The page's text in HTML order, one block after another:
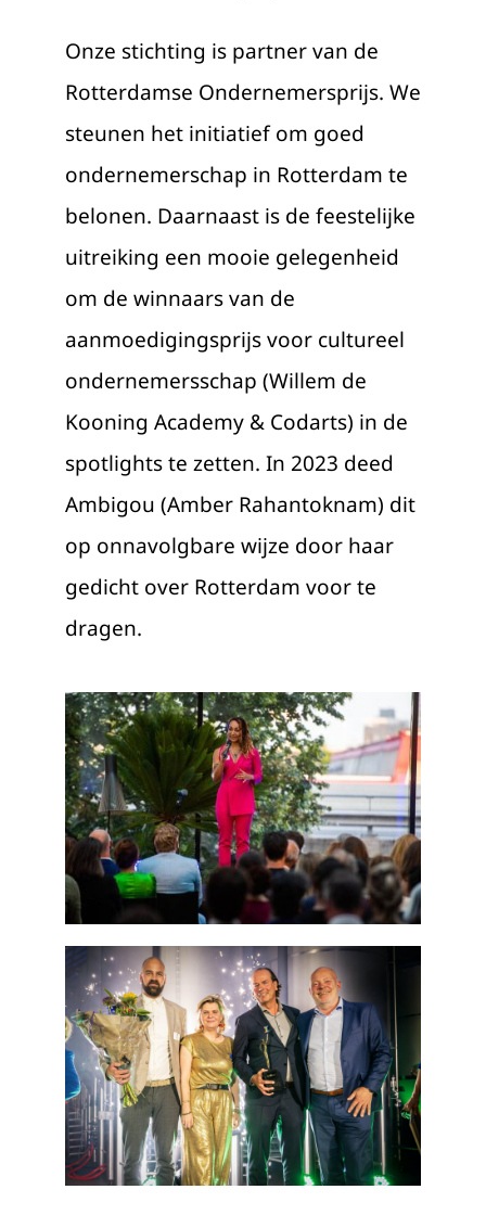
Onze stichting is partner van de
Rotterdamse Ondernemersprijs. We
steunen het initiatief om goed
ondernemerschap in Rotterdam te
belonen. Daarnaast is de feestelijke
uitreiking een mooie gelegenheid
om de winnaars van de
aanmoedigingsprijs voor cultureel
ondernemersschap (Willem de
Kooning Academy & Codarts) in de
spotlights te zetten. In 2023 deed
Ambigou (Amber Rahantoknam) dit
op onnavolgbare wijze door haar
gedicht over Rotterdam voor te
dragen.